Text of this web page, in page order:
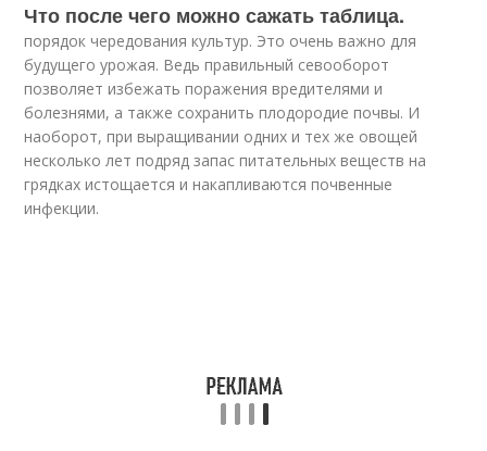
Что после чего можно сажать таблица.
порядок чередования культур. Это очень важно для
будущего урожая. Ведь правильный севооборот
позволяет избежать поражения вредителями и
болезнями, а также сохранить плодородие почвы. И
наоборот, при выращивании одних и тех же овощей
несколько лет подряд запас питательных веществ на
грядках истощается и накапливаются почвенные
инфекции.